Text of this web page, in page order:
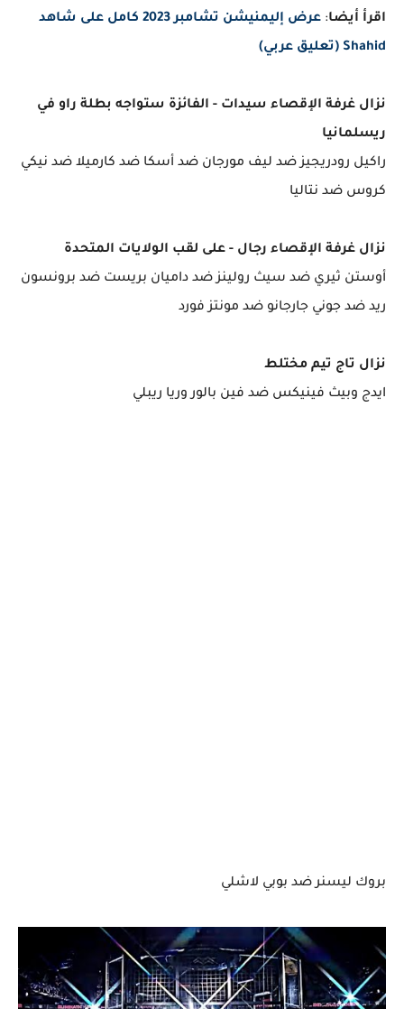
اقرأ أيضا:
عرض إليمنيشن تشامبر 2023 كامل على شاهد
Shahid (تعليق عربي)
نزال غرفة الإقصاء سيدات - الفائزة ستواجه بطلة راو في
ريسلمانيا
راكيل رودريجيز ضد ليف مورجان ضد أسكا ضد كارميلا ضد نيكي
كروس ضد نتاليا
نزال غرفة الإقصاء رجال - على لقب الولايات المتحدة
أوستن ثيري ضد سيث رولينز ضد داميان بريست ضد برونسون
ريد ضد جوني جارجانو ضد مونتز فورد
نزال تاج تيم مختلط
ايدج وبيث فينيكس ضد فين بالور وريا ريبلي
بروك ليسنر ضد بوبي لاشلي